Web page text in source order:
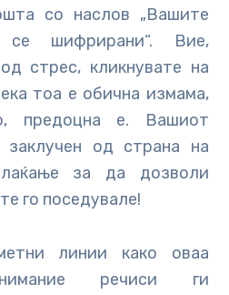
со наслов „Вашите
се шифрирани“. Вие,
стрес, кликнувате на
тоа е обична измама,
предоцна е. Вашиот
од страна на
за да дозволи
го поседувале!
линии како оваа
речиси ги